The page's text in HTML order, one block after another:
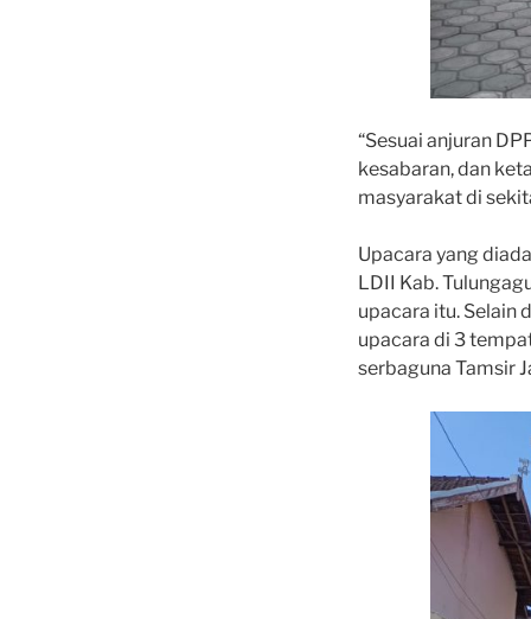
“Sesuai anjuran
kesabaran, dan
masyarakat di
Upacara yang
LDII Kab.
upacara itu. Selain
upacara di 3
serbaguna Tamsir